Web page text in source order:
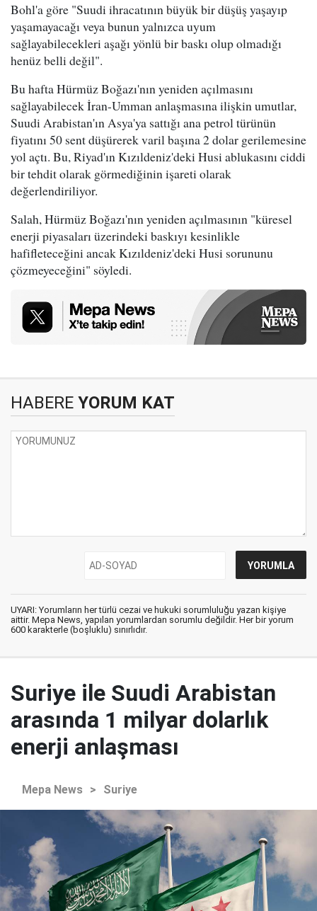
Bohl'a göre "Suudi ihracatının büyük bir düşüş yaşayıp
yaşamayacağı veya bunun yalnızca uyum
sağlayabilecekleri aşağı yönlü bir baskı olup olmadığı
henüz belli değil".
Bu hafta Hürmüz Boğazı'nın yeniden açılmasını
sağlayabilecek İran-Umman anlaşmasına ilişkin umutlar,
Suudi Arabistan'ın Asya'ya sattığı ana petrol türünün
fiyatını 50 sent düşürerek varil başına 2 dolar gerilemesine
yol açtı. Bu, Riyad'ın Kızıldeniz'deki Husi ablukasını ciddi
bir tehdit olarak görmediğinin işareti olarak
değerlendiriliyor.
Salah, Hürmüz Boğazı'nın yeniden açılmasının "küresel
enerji piyasaları üzerindeki baskıyı kesinlikle
hafifleteceğini ancak Kızıldeniz'deki Husi sorununu
çözmeyeceğini" söyledi.
HABERE YORUM KAT
UYARI: Yorumların her türlü cezai ve hukuki sorumluluğu yazan kişiye
aittir. Mepa News, yapılan yorumlardan sorumlu değildir. Her bir yorum
600 karakterle (boşluklu) sınırlıdır.
Suriye ile Suudi Arabistan
arasında 1 milyar dolarlık
enerji anlaşması
Mepa News > Suriye